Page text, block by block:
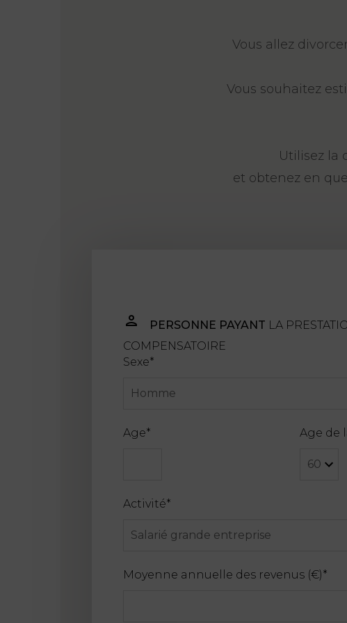
Vous allez
Vous souhaitez
Utilisez la
et obtenez en
PERSONNE PAYANT LA
COMPENSATOIRE
Sexe*
Age* Age de
Activité*
Moyenne annuelle des revenus (€)*